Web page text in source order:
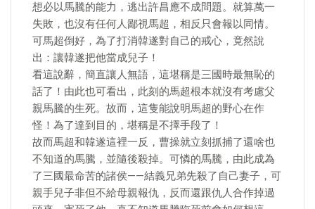
想必以馬騰的能力，逃出許昌應不成問題。就算萬一
失敗，也沒有任何人鄙視馬超，相反只會報以同情。
可馬超倒好，為了打消韓遂對自己的戒心，竟然說
出：讓韓遂把他當成兒子！
看這說辭，簡直讓人無語，這堪稱是三國時最無恥的
話了！由此也可看出，此刻的馬超根本就沒有考慮父
親馬騰的生死。故而，這隻能說明馬超的野心在作
怪！為了達到目的，堪稱是不擇手段了！
故而馬超和韓遂這裡一反，曹操就立刻抓捕了還啥也
不知道的馬騰，並隨後殺掉。可憐的馬騰，由此成為
了三國最命苦的諸侯——結義兄弟先殺了自己妻子，可
親手兒子非但不給母親報仇，反而還跟仇人合作掉過